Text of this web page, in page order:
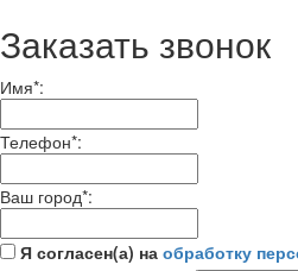
Заказать звонок
Имя*:
Телефон*:
Ваш город*:
Я согласен(а) на обработку